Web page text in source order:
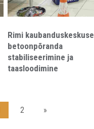
Rimi kaubanduskeskuse
betoonpõranda
stabiliseerimine ja
taasloodimine
2 »